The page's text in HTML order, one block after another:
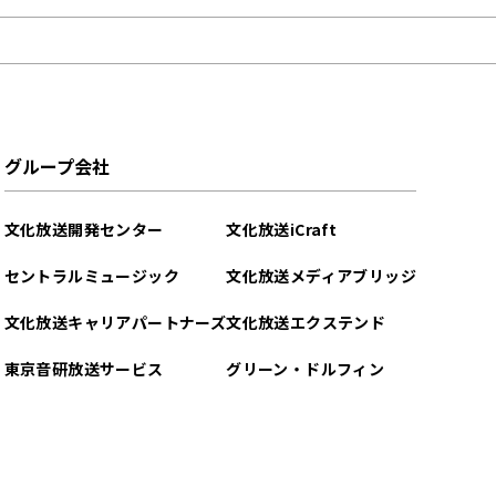
グループ会社
文化放送開発センター
セントラルミュージック
文化放送キャリアパートナーズ
東京音研放送サービス
文化放送iCraft
文化放送メディアブリッジ
文化放送エクステンド
グリーン・ドルフィン